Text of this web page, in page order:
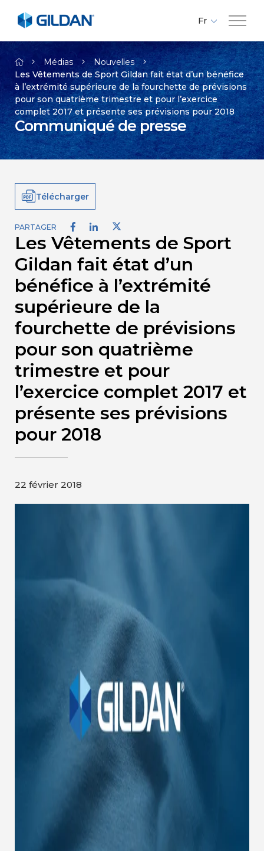
Compagnie
Marques
Investisseurs
Médias
Carrières
Contact
Page d’accueil de Gildan et
HanesBrands
Fr
En
Es
Médias
Nouvelles
Les Vêtements de Sport Gildan fait état d’un bénéfice
à l’extrémité supérieure de la fourchette de prévisions
pour son quatrième trimestre et pour l’exercice
complet 2017 et présente ses prévisions pour 2018
Communiqué de presse
Télécharger
PARTAGER
Les Vêtements de Sport
Gildan fait état d’un
bénéfice à l’extrémité
supérieure de la
fourchette de prévisions
pour son quatrième
trimestre et pour
l’exercice complet 2017 et
présente ses prévisions
pour 2018
22 février 2018